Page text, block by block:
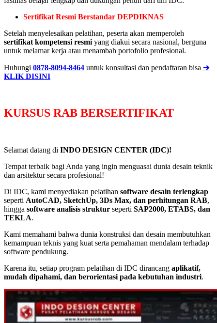
Sertifikat Resmi Berstandar DEPDIKNAS
Setelah menyelesaikan pelatihan, peserta akan memperoleh
sertifikat kompetensi resmi yang diakui secara nasional, berguna
untuk melamar kerja atau menambah portofolio profesional.
Hubungi 0878-8094-8464 untuk konsultasi dan pendaftaran bisa ➔
KLIK DISINI
KURSUS RAB BERSERTIFIKAT
Selamat datang di INDO DESIGN CENTER (IDC)!
Tempat terbaik bagi Anda yang ingin menguasai dunia desain teknik
dan arsitektur secara profesional!
Di IDC, kami menyediakan pelatihan software desain terlengkap
seperti AutoCAD, SketchUp, 3Ds Max, dan perhitungan RAB,
hingga software analisis struktur seperti SAP2000, ETABS, dan
TEKLA.
Kami memahami bahwa dunia konstruksi dan desain membutuhkan
kemampuan teknis yang kuat serta pemahaman mendalam terhadap
software pendukung.
Karena itu, setiap program pelatihan di IDC dirancang aplikatif,
mudah dipahami, dan berorientasi pada kebutuhan industri.